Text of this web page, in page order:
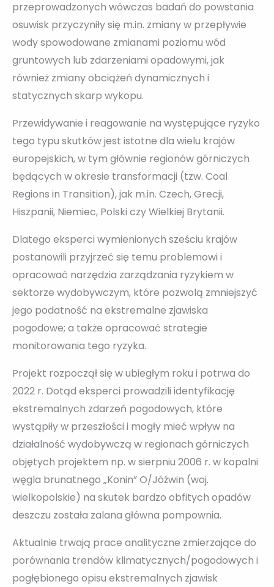
przeprowadzonych wówczas badań do powstania
osuwisk przyczyniły się m.in. zmiany w przepływie
wody spowodowane zmianami poziomu wód
gruntowych lub zdarzeniami opadowymi, jak
również zmiany obciążeń dynamicznych i
statycznych skarp wykopu.
Przewidywanie i reagowanie na występujące ryzyko
tego typu skutków jest istotne dla wielu krajów
europejskich, w tym głównie regionów górniczych
będących w okresie transformacji (tzw. Coal
Regions in Transition), jak m.in. Czech, Grecji,
Hiszpanii, Niemiec, Polski czy Wielkiej Brytanii.
Dlatego eksperci wymienionych sześciu krajów
postanowili przyjrzeć się temu problemowi i
opracować narzędzia zarządzania ryzykiem w
sektorze wydobywczym, które pozwolą zmniejszyć
jego podatność na ekstremalne zjawiska
pogodowe; a także opracować strategie
monitorowania tego ryzyka.
Projekt rozpoczął się w ubiegłym roku i potrwa do
2022 r. Dotąd eksperci prowadzili identyfikację
ekstremalnych zdarzeń pogodowych, które
wystąpiły w przeszłości i mogły mieć wpływ na
działalność wydobywczą w regionach górniczych
objętych projektem np. w sierpniu 2006 r. w kopalni
węgla brunatnego „Konin” O/Jóźwin (woj.
wielkopolskie) na skutek bardzo obfitych opadów
deszczu została zalana główna pompownia.
Aktualnie trwają prace analityczne zmierzające do
porównania trendów klimatycznych/pogodowych i
pogłębionego opisu ekstremalnych zjawisk